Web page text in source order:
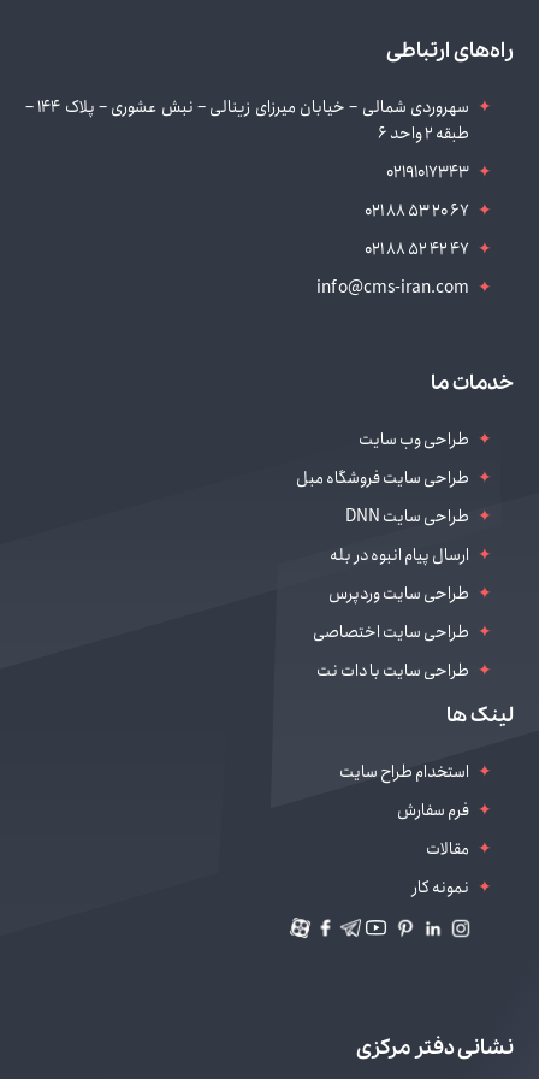
راه‌های ارتباطی
سهروردی شمالی – خیابان میرزای زینالی – نبش عشوری – پلاک 144 –
طبقه 2 واحد 6
02191017343
021 88 53 20 67
021 88 52 42 47
info@cms-iran.com
خدمات ما
طراحی وب سایت
طراحی سایت فروشگاه مبل
طراحی سایت DNN
ارسال پیام انبوه در بله
طراحی سایت وردپرس
طراحی سایت اختصاصی
طراحی سایت با دات نت
طراحی سایت سالن زیباییلینک ها
استخدام طراح سایت
فرم سفارش
مقالات
نمونه کار
نشانی دفتر مرکزی